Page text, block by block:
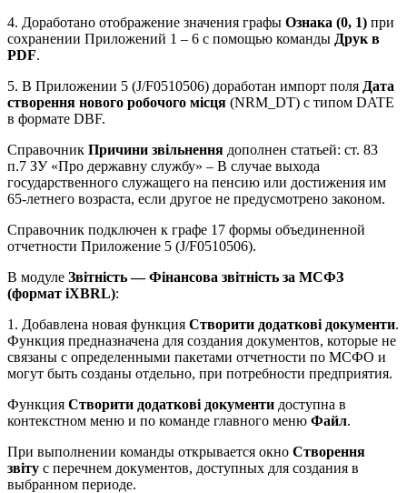
4. Доработано отображение значения графы Ознака (0, 1) при
сохранении Приложений 1 – 6 с помощью команды Друк в
PDF.
5. В Приложении 5 (J/F0510506) доработан импорт поля Дата
створення нового робочого місця (NRM_DT) с типом DATE
в формате DBF.
Справочник Причини звільнення дополнен статьей: ст. 83
п.7 ЗУ «Про державну службу» – В случае выхода
государственного служащего на пенсию или достижения им
65-летнего возраста, если другое не предусмотрено законом.
Справочник подключен к графе 17 формы объединенной
отчетности Приложение 5 (J/F0510506).
В модуле Звітність — Фінансова звітність за МСФЗ
(формат iXBRL):
1. Добавлена новая функция Створити додаткові документи.
Функция предназначена для создания документов, которые не
связаны с определенными пакетами отчетности по МСФО и
могут быть созданы отдельно, при потребности предприятия.
Функция Створити додаткові документи доступна в
контекстном меню и по команде главного меню Файл.
При выполнении команды открывается окно Створення
звіту с перечнем документов, доступных для создания в
выбранном периоде.